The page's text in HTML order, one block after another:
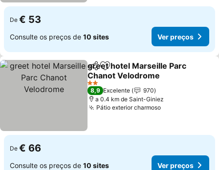
De € 53
Consulte os preços de 10 sites Ver preços
PartilharAdicionar aos favoritos
greet hotel Marseille Parc
Chanot Velodrome
2 Estrelas
8,9 Excelente
970
a 0.4 km de Saint-Giniez
Pátio exterior charmoso
De € 66
Consulte os preços de 10 sites Ver preços